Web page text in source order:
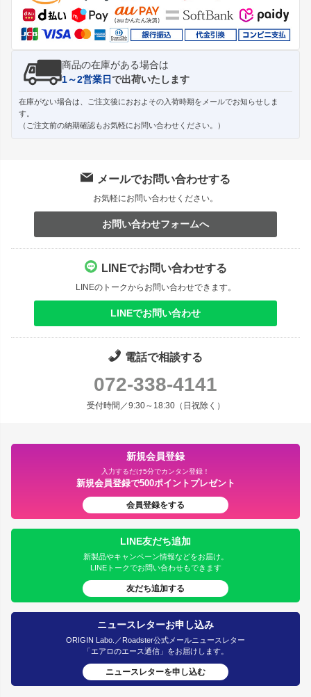
へ
商品の在庫がある場合は
1～2営業日で出荷いたします
在庫がない場合は、ご注文後におおよその入荷時期をメールでお知らせしま
す。
（ご注文前の納期確認もお気軽にお問い合わせください。）
メールでお問い合わせする
お気軽にお問い合わせください。
お問い合わせフォームへ
LINEでお問い合わせする
LINEのトークからお問い合わせできます。
LINEでお問い合わせ
電話で相談する
072-338-4141
受付時間／9:30～18:30（日祝除く）
新規会員登録
入力するだけ5分でカンタン登録！
新規会員登録で500ポイントプレゼント
会員登録をする
LINE友だち追加
新製品やキャンペーン情報などをお届け。
LINEトークでお問い合わせもできます
友だち追加する
ニュースレターお申し込み
ORIGIN Labo.／Roadster公式メールニュースレター
「エアロのエース通信」をお届けします。
ニュースレターを申し込む